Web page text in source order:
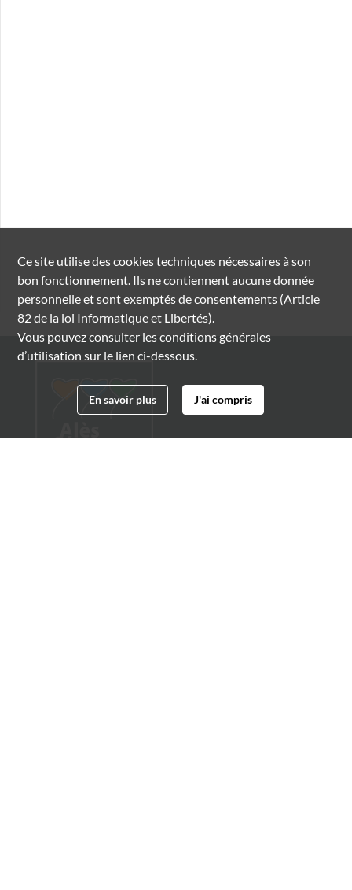
Ce site utilise descookiestechniques nécessaires à son
bon fonctionnement. Ils ne contiennent aucune donnée
personnelle et sont exemptés de consentements (Article
82 de la loi Informatique et Libertés).
Vous pouvez consulter les conditions générales
d’utilisation sur le lien ci-dessous.
En savoir plus J'ai compris